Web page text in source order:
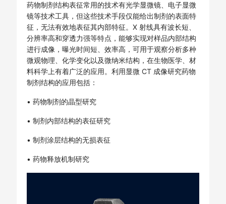
药物制剂结构表征常用的技术有光学显微镜、电子显微
镜等技术工具，但这些技术手段仅能给出制剂的表面特
征，无法有效地表征其内部特征。X 射线具有波长短、
分辨率高和穿透力强等特点，能够实现对样品内部结构
进行成像，曝光时间短、效率高，可用于观察分析多种
微观物理、化学变化以及微纳米结构，在生物医学、材
料科学上有着广泛的应用。利用显微 CT 成像研究药物
制剂结构的应用包括：
• 药物制剂的晶型研究
• 制剂内部结构的表征研究
• 制剂涂层结构的无损表征
• 药物释放机制研究